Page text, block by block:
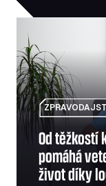
Od těžkostí k
Od
pomáhá
život díky